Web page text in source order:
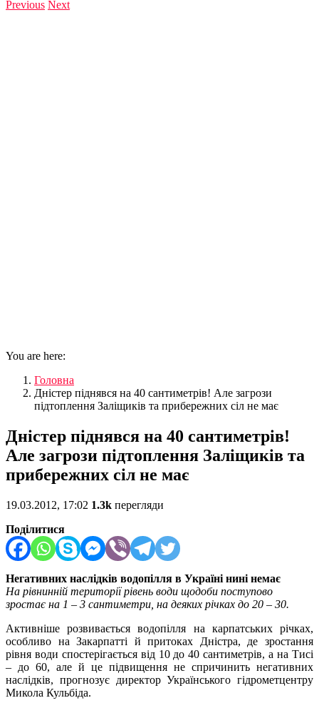
Previous Next
You are here:
Головна
Дністер піднявся на 40 сантиметрів! Але загрози
підтоплення Заліщиків та прибережних сіл не має
Дністер піднявся на 40 сантиметрів!
Але загрози підтоплення Заліщиків та
прибережних сіл не має
19.03.2012, 17:02 1.3k перегляди
Поділитися
Негативних наслідків водопілля в Україні нині немає
На рівнинній території рівень води щодоби поступово
зростає на 1 – 3 сантиметри, на деяких річках до 20 – 30.
Активніше розвивається водопілля на карпатських річках,
особливо на Закарпатті й притоках Дністра, де зростання
рівня води спостерігається від 10 до 40 сантиметрів, а на Тисі
– до 60, але й це підвищення не спричинить негативних
наслідків, прогнозує директор Українського гідрометцентру
Микола Кульбіда.